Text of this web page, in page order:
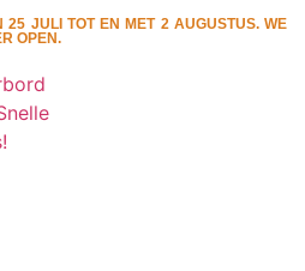
25 JULI TOT EN MET 2 AUGUSTUS. WE
OPEN.